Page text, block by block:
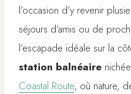
l’occasion d’y revenir
séjours d’amis ou de
l’escapade idéale sur la
station balnéaire
Coastal Route, où nature,